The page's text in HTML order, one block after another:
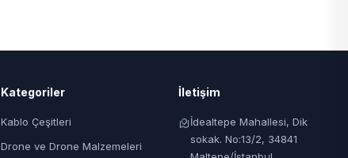
Kategoriler
Kablo Çeşitleri
Drone ve Drone Malzemeleri
İletişim
İdealtepe Mahallesi, Dik
sokak. No:13/2, 34841